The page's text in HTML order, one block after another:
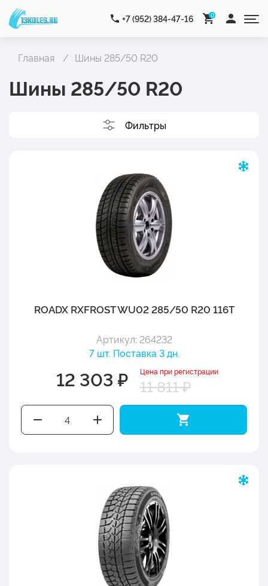
+7 (952) 384-47-16 0
Главная Шины 285/50 R20
Шины 285/50 R20
Фильтры
ROADX RXFROST WU02 285/50 R20 116T
Артикул: 264232
7 шт. Поставка 3 дн.
12 303 ₽ Цена при регистрации
11 811 ₽